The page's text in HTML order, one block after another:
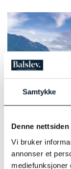
Samtykke
Denne
Vi bruker
annonser et
mediefunksjoner